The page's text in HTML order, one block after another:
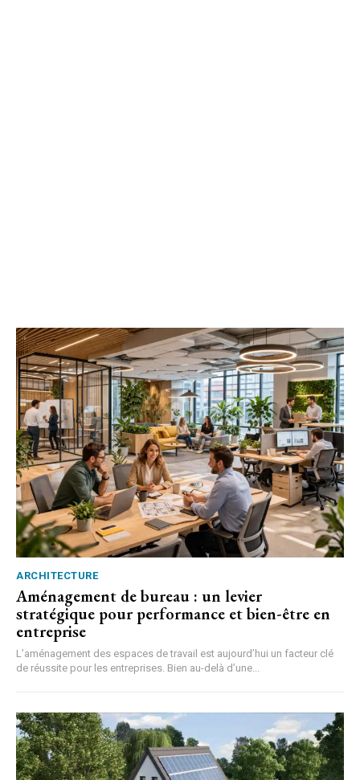
ARCHITECTURE
Aménagement de bureau : un levier
stratégique pour performance et bien-être en
entreprise
L’aménagement des espaces de travail est aujourd’hui un facteur clé
de réussite pour les entreprises. Bien au-delà d’une...